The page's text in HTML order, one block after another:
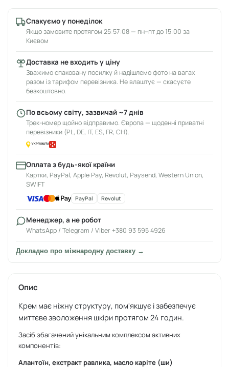
Спакуємо у понеділок
Якщо замовите протягом 25:57:08 — пн–пт до 15:00 за
Києвом
Доставка не входить у ціну
Зважимо спаковану посилку й надішлемо фото на вагах
разом із тарифом перевізника. Не влаштує — скасуєте
безкоштовно.
По всьому світу, зазвичай ~7 днів
Трек-номер щойно відправимо. Європа — щоденні приватні
перевізники (PL, DE, IT, ES, FR, CH).
Оплата з будь-якої країни
Картки, PayPal, Apple Pay, Revolut, Paysend, Western Union,
SWIFT
PayPal Revolut
Менеджер, а не робот
WhatsApp / Telegram / Viber +380 93 595 4926
Докладно про міжнародну доставку →
Опис
Крем має ніжну структуру, пом'якшує і забезпечує
миттєве зволоження шкіри протягом 24 годин.
Засіб збагачений унікальним комплексом активних
компонентів:
Алантоїн, екстракт равлика, масло каріте (ши)